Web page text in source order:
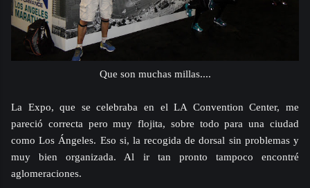
Que son muchas millas....
La Expo, que se celebraba en el LA Convention Center, me
pareció correcta pero muy flojita, sobre todo para una ciudad
como Los Ángeles. Eso si, la recogida de dorsal sin problemas y
muy bien organizada. Al ir tan pronto tampoco encontré
aglomeraciones.